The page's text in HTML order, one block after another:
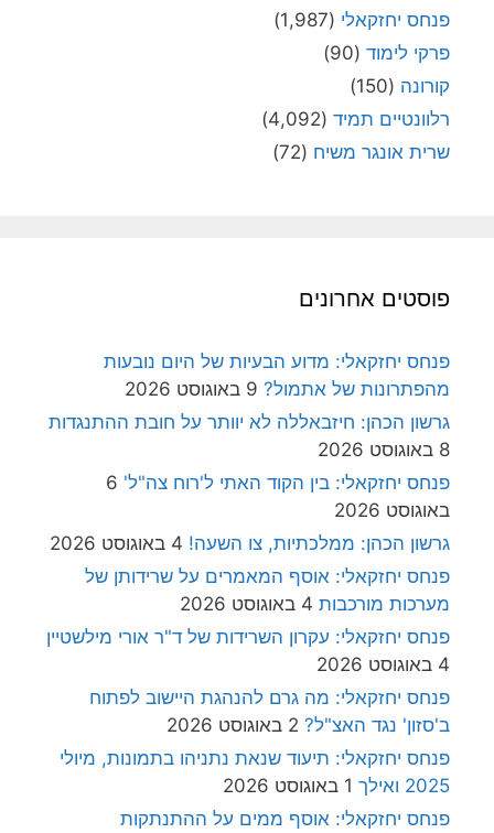
פנחס יחזקאלי (1,987)
פרקי לימוד (90)
קורונה (150)
רלוונטיים תמיד (4,092)
שרית אונגר משיח (72)
פוסטים אחרונים
פנחס יחזקאלי: מדוע הבעיות של היום נובעות
מהפתרונות של אתמול? 9 באוגוסט 2026
גרשון הכהן: חיזבאללה לא יוותר על חובת ההתנגדות
8 באוגוסט 2026
פנחס יחזקאלי: בין הקוד האתי ל'רוח צה"ל' 6
באוגוסט 2026
גרשון הכהן: ממלכתיות, צו השעה! 4 באוגוסט 2026
פנחס יחזקאלי: אוסף המאמרים על שרידותן של
מערכות מורכבות 4 באוגוסט 2026
פנחס יחזקאלי: עקרון השרידות של ד"ר אורי מילשטיין
4 באוגוסט 2026
פנחס יחזקאלי: מה גרם להנהגת היישוב לפתוח
ב'סזון' נגד האצ"ל? 2 באוגוסט 2026
פנחס יחזקאלי: תיעוד שנאת נתניהו בתמונות, מיולי
2025 ואילך
1 באוגוסט 2026
פנחס יחזקאלי: אוסף ממים על ההתנתקות